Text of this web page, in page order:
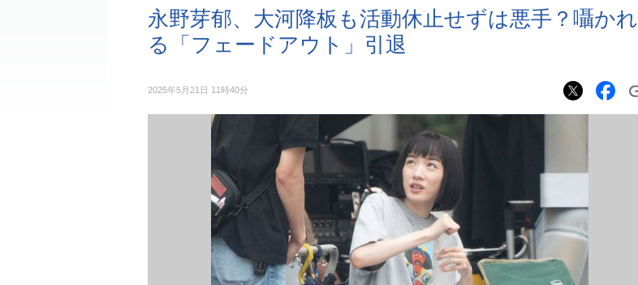
永野芽郁、大河降板も活動休止せずは悪手？囁かれ
る「フェードアウト」引退
2025年5月21日 11時40分